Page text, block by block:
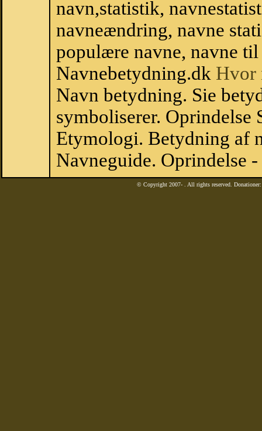
navn,statistik,
navneændring, navne
populære navne, navne
Navnebetydning.dk Hvor
Navn betydning. Sie
symboliserer. Oprindelse
Etymologi. Betydning af
Navneguide. Oprindelse
© Copyright 2007- . All rights reserved.